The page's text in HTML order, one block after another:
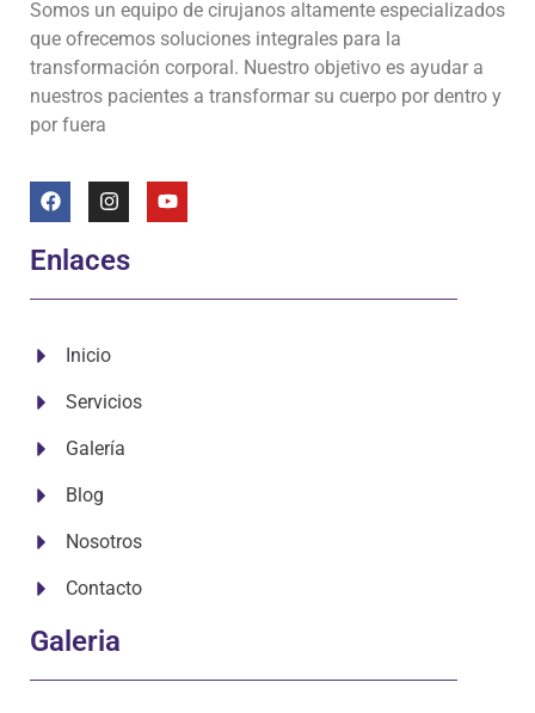
Somos un equipo de cirujanos altamente especializados
que ofrecemos soluciones integrales para la
transformación corporal. Nuestro objetivo es ayudar a
nuestros pacientes a transformar su cuerpo por dentro y
por fuera
Enlaces
Inicio
Servicios
Galería
Blog
Nosotros
Contacto
Galeria